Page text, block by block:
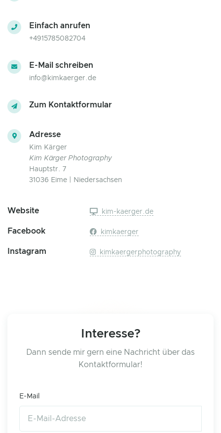
Einfach anrufen
+4915785082704
E-Mail schreiben
info@kimkaerger.de
Zum Kontaktformular
Adresse
Kim Kärger
Kim Kärger Photography
Hauptstr. 7
31036 Eime | Niedersachsen
Website kim-kaerger.de
Facebook kimkaerger
Instagram kimkaergerphotography
Interesse?
Dann sende mir gern eine Nachricht über das
Kontaktformular!
E-Mail